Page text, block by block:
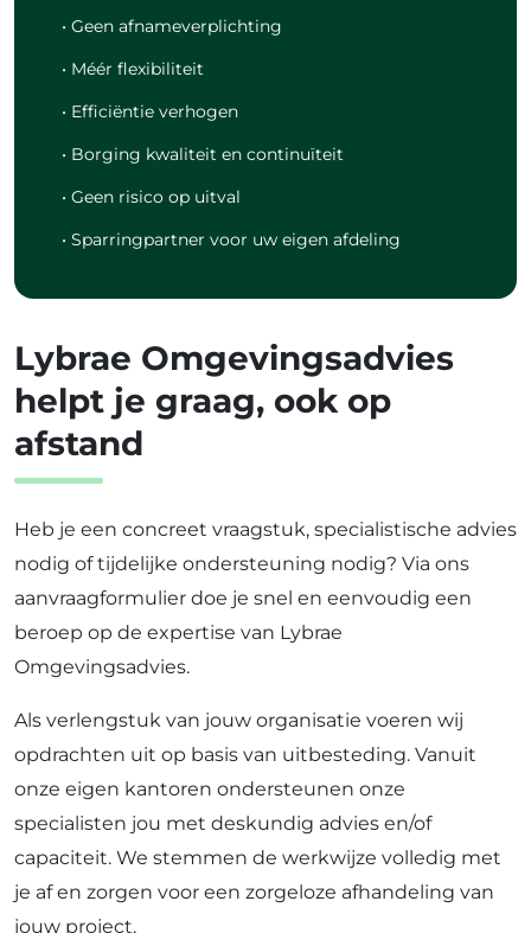
• Geen afnameverplichting
• Méér flexibiliteit
• Efficiëntie verhogen
• Borging kwaliteit en continuïteit
• Geen risico op uitval
• Sparringpartner voor uw eigen afdeling
Lybrae Omgevingsadvies
helpt je graag, ook op
afstand
Heb je een concreet vraagstuk, specialistische advies
nodig of tijdelijke ondersteuning nodig? Via ons
aanvraagformulier doe je snel en eenvoudig een
beroep op de expertise van Lybrae
Omgevingsadvies.
Als verlengstuk van jouw organisatie voeren wij
opdrachten uit op basis van uitbesteding. Vanuit
onze eigen kantoren ondersteunen onze
specialisten jou met deskundig advies en/of
capaciteit. We stemmen de werkwijze volledig met
je af en zorgen voor een zorgeloze afhandeling van
jouw project.